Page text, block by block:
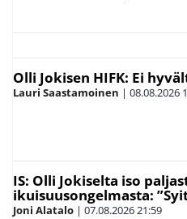
Olli Jokisen HIFK: Ei
Lauri Saastamoinen | 08.08.2026
IS: Olli Jokiselta iso
ikuisuusongelmasta:
Joni Alatalo | 07.08.202621:59